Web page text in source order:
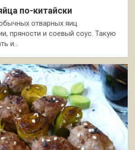
по-китайски
отварных яиц
пряности и соевый соус. Такую
и…